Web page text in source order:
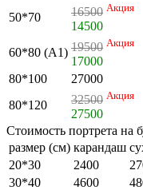
50*70 16500 Акция
14500
60*80 (А1) 19500 Акция
17000
80*100
27000
80*120
32500 Акция
27500
Стоимость портрета на
размер (см) карандаш
20*30
2400
30*40
4600